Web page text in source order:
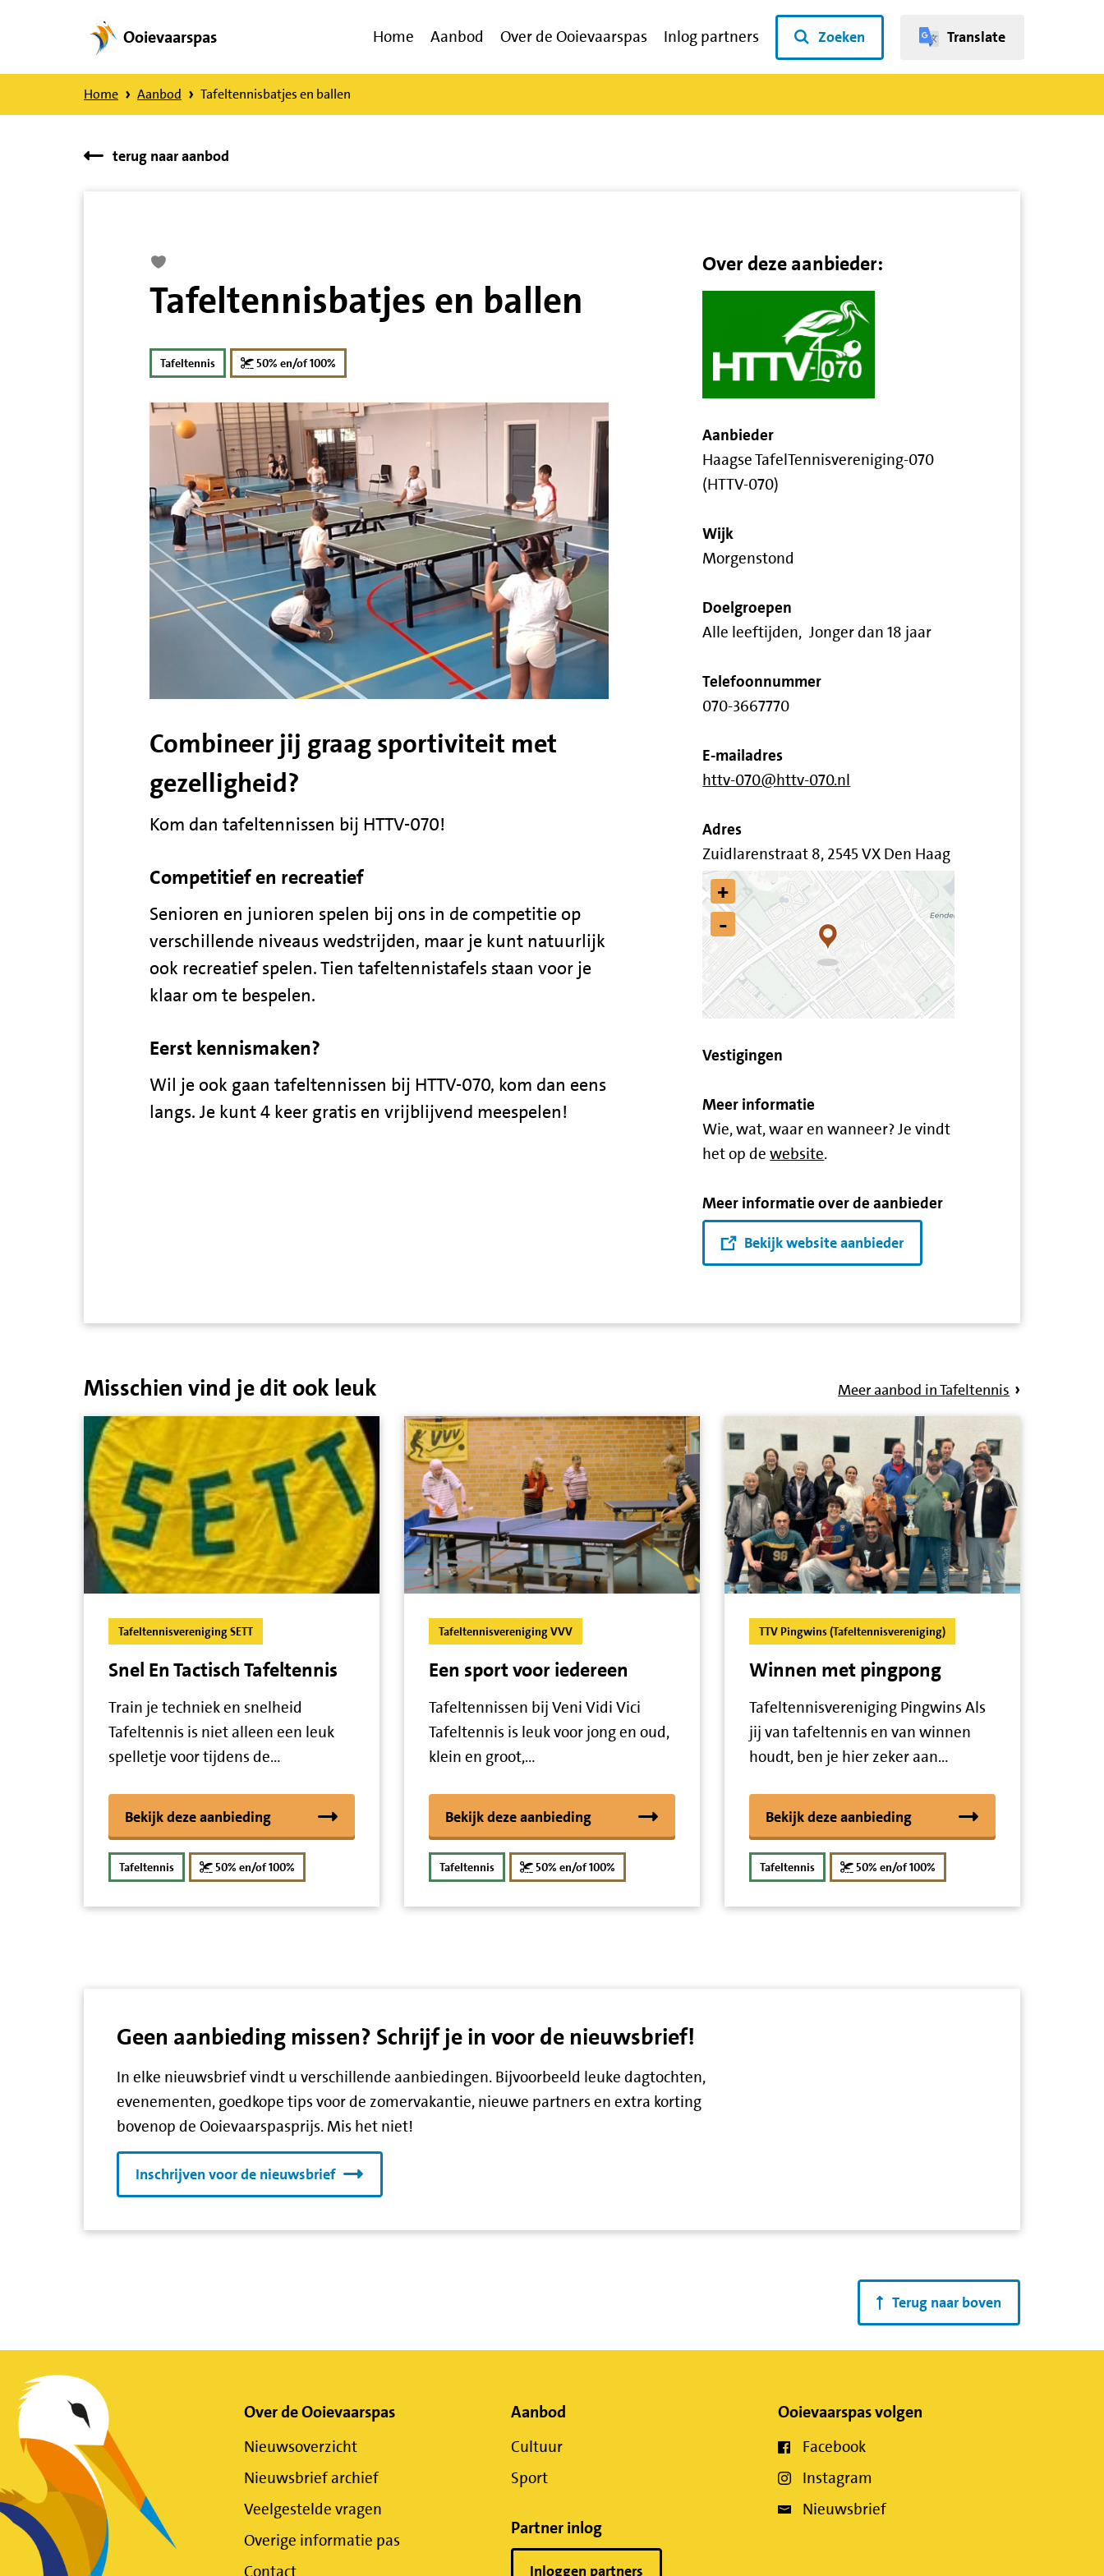
naar
Ooievaarspas Home Aanbod Over de Ooievaarspas Inlog partners Zoeken Translate
Home Aanbod Tafeltennisbatjes en ballen
terug naar aanbod
Tafeltennisbatjes en ballen
Tafeltennis 50% en/of 100%
Combineer jij graag sportiviteit met
gezelligheid?
Kom dan tafeltennissen bij HTTV-070!
Competitief en recreatief
Senioren en junioren spelen bij ons in de competitie op
verschillende niveaus wedstrijden, maar je kunt natuurlijk
ook recreatief spelen. Tien tafeltennistafels staan voor je
klaar om te bespelen.
Eerst kennismaken?
Wil je ook gaan tafeltennissen bij HTTV-070, kom dan eens
langs. Je kunt 4 keer gratis en vrijblijvend meespelen!
Over deze aanbieder:
Aanbieder
Haagse TafelTennisvereniging-070
(HTTV-070)
Wijk
Morgenstond
Doelgroepen
Alle leeftijden Jonger dan 18 jaar
Telefoonnummer
070-3667770
E-mailadres
httv-070@httv-070.nl
Adres
Zuidlarenstraat 8, 2545 VX Den Haag
+
-
Vestigingen
Meer informatie
Wie, wat, waar en wanneer? Je vindt
het op dewebsite.
Meer informatie over de aanbieder
Bekijk website aanbieder
Misschien vind je dit ook leuk Meer aanbod in Tafeltennis
Tafeltennisvereniging SETT
Snel En Tactisch Tafeltennis
Train je techniek en snelheid
Tafeltennis is niet alleen een leuk
spelletje voor tijdens de…
Bekijk deze aanbieding
Tafeltennis 50% en/of 100%
Tafeltennisvereniging VVV
Een sport voor iedereen
Tafeltennissen bij Veni Vidi Vici
Tafeltennis is leuk voor jong en oud,
klein en groot,…
Bekijk deze aanbieding
Tafeltennis 50% en/of 100%
TTV Pingwins (Tafeltennisvereniging)
Winnen met pingpong
Tafeltennisvereniging Pingwins Als
jij van tafeltennis en van winnen
houdt, ben je hier zeker aan…
Bekijk deze aanbieding
Tafeltennis 50% en/of 100%
Geen aanbieding missen? Schrijf je in voor de nieuwsbrief!
In elke nieuwsbrief vindt u verschillende aanbiedingen. Bijvoorbeeld leuke dagtochten,
evenementen, goedkope tips voor de zomervakantie, nieuwe partners en extra korting
bovenop de Ooievaarspasprijs. Mis het niet!
Inschrijven voor de nieuwsbrief
Terug naar boven
Belangrijke
links
Over de Ooievaarspas
Nieuwsoverzicht
Nieuwsbrief archief
Veelgestelde vragen
Overige informatie pas
Contact
Aanbod
Cultuur
Sport
Partner inlog
Inloggen partners
Ooievaarspas volgen
Facebook
Instagram
Nieuwsbrief